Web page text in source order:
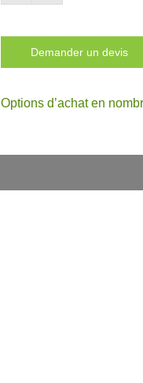
Demander un devis
Options d’achat en